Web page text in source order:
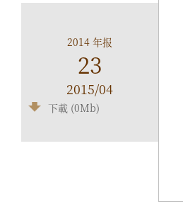
2014 年报
23
2015/04
下載 (0Mb)